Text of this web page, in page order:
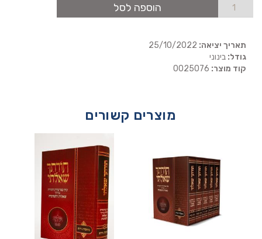
הוספה לסל
תאריך יציאה:
גודל: בינוני
קוד מוצר:
מוצרים קשורים